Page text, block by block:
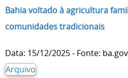
Bahia voltado à agricultura
comunidades tradicionais
Data: 15/12/2025 - Fonte:
Arquivo